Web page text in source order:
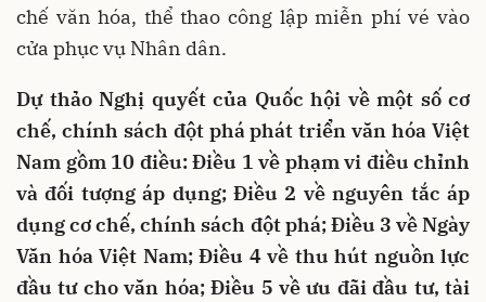
chế văn hóa, thể thao công lập miễn phí vé vào
cửa phục vụ Nhân dân.
Dự thảo Nghị quyết của Quốc hội về một số cơ
chế, chính sách đột phá phát triển văn hóa Việt
Nam gồm 10 điều: Điều 1 về phạm vi điều chỉnh
và đối tượng áp dụng; Điều 2 về nguyên tắc áp
dụng cơ chế, chính sách đột phá; Điều 3 về Ngày
Văn hóa Việt Nam; Điều 4 về thu hút nguồn lực
đầu tư cho văn hóa; Điều 5 về ưu đãi đầu tư, tài